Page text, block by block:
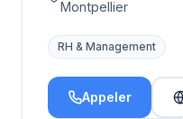
Montpellier
RH & Management
Appeler